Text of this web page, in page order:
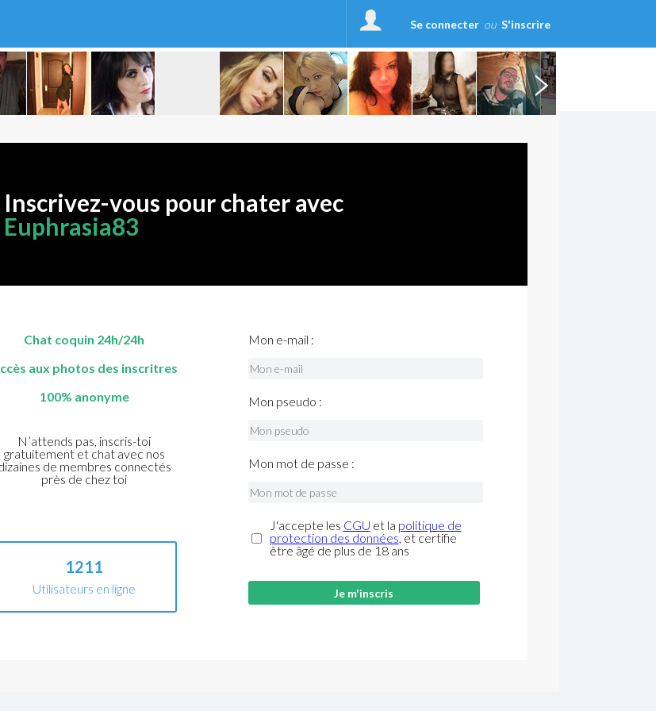
Se connecter ou S'inscrire
Inscrivez-vous pour chater avec
Euphrasia83
Chat coquin 24h/24h
aux photos des inscritres
100% anonyme
N’attends pas, inscris-toi
gratuitement et chat avec nos
de membres connectés
près de chez toi
1211
Utilisateurs en ligne
Mon e-mail :
Mon pseudo :
Mon mot de passe :
J'accepte les CGU et la politique de
protection des données, et certifie
être âgé de plus de 18 ans